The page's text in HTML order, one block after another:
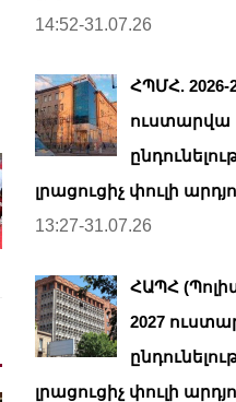
14:52-31.07.26
ՀՊՄՀ. 2026-
ուստարվա
լրացուցիչ փուլի
13:27-31.07.26
ՀԱՊՀ
2027
լրացուցիչ փուլի